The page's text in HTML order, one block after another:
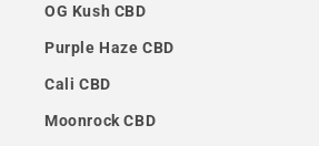
OG Kush CBD
Purple Haze CBD
Cali CBD
Moonrock CBD